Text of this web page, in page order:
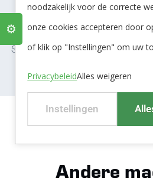
Hieronder ziet u verschillende
uitleg leven over Remon
Spuiwaterzuiveringsinstallatie
Duurzaam en
Andere
noodzakelijk voor de correcte
onze cookies accepteren door
of klik op "Instellingen" om uw
PrivacybeleidAlles weigeren
Instellingen
⚙️